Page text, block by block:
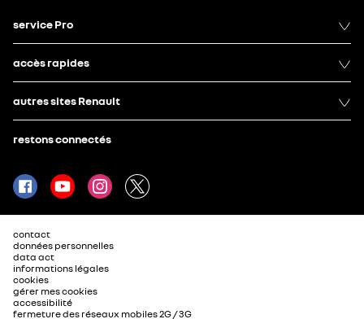
service Pro
accès rapides
autres sites Renault
restons connectés
contact
données personnelles
data act
informations légales
cookies
gérer mes cookies
accessibilité
fermeture des réseaux mobiles 2G / 3G